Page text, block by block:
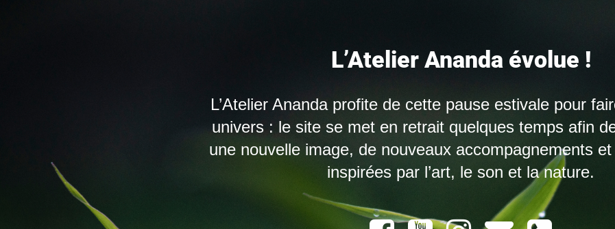
L’Atelier Ananda évolue !
L’Atelier Ananda profite de cette pause estivale pour
univers : le site se met en retrait quelques temps afin
une nouvelle image, de nouveaux accompagnements
inspirées par l’art, le son et la nature.